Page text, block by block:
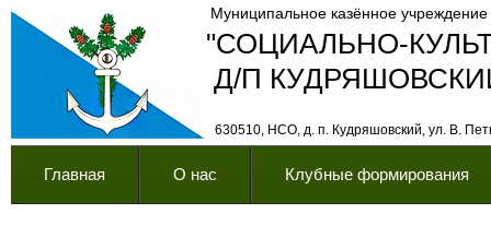
"СОЦИАЛЬНО-
630510, НСО, д. п. Кудряшовский, ул. В.
Муниципальное казённое учреждение
Д/П
Главная О нас Клубные формирования